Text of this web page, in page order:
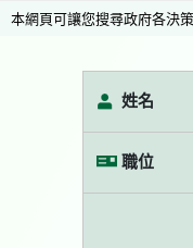
本網頁可讓您搜尋政府各決
姓名
職位